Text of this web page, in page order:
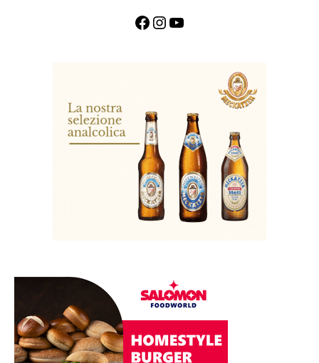
Facebook InstagramYouTube